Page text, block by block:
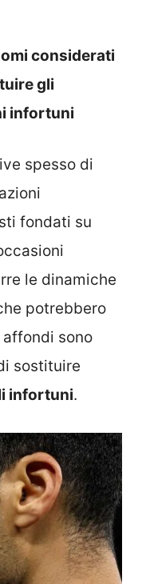
considerati
gli
infortuni
spesso di
fondati su
le dinamiche
potrebbero
sono
sostituire
infortuni.